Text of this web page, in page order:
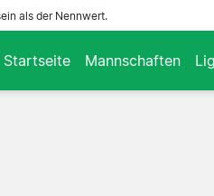
als der Nennwert.
Startseite Mannschaften